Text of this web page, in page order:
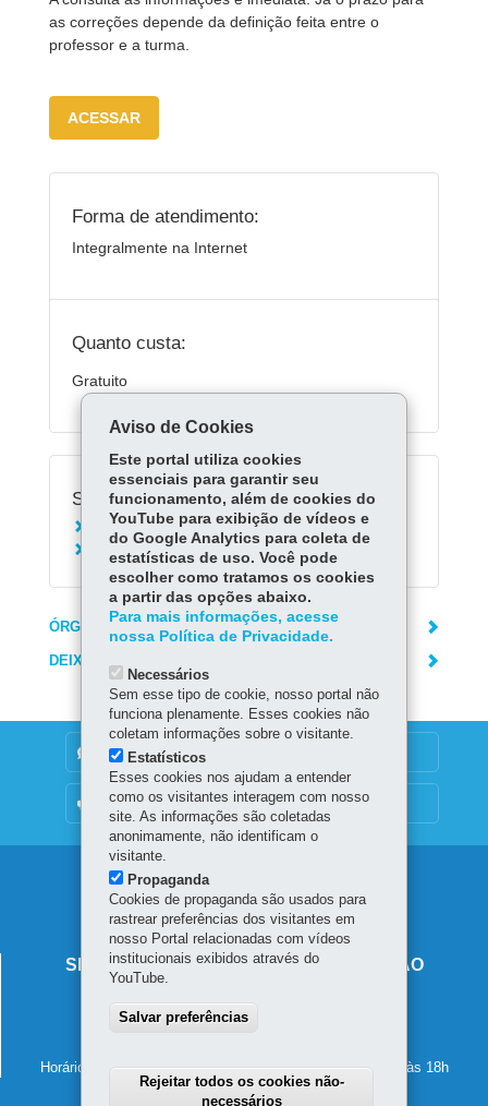
as correções depende da definição feita entre o
professor e a turma.
ACESSAR
Forma de atendimento:
Integralmente na Internet
Quanto custa:
Gratuito
Serviços Relacionados:
Acessar o Aula Paraná
Acessar Escola Digital
ÓRGÃO RESPONSÁVEL
DEIXE SUA OPINIÃO
DENUNCIE CORRUPÇÃO
OUVIDORIA
Navegação
principal
SECRETARIA DE ESTADO DA EDUCAÇÃO
80610-011-Curitiba
Horário de atendimento: de segunda a sexta-feira, das 8h às 18h
Aviso de Cookies
Este portal utiliza cookies
essenciais para garantir seu
funcionamento, além de cookies do
YouTube para exibição de vídeos e
do Google Analytics para coleta de
estatísticas de uso. Você pode
escolher como tratamos os cookies
a partir das opções abaixo.
Para mais informações, acesse
nossa Política de Privacidade.
Necessários
Sem esse tipo de cookie, nosso portal não
funciona plenamente. Esses cookies não
coletam informações sobre o visitante.
Estatísticos
Esses cookies nos ajudam a entender
como os visitantes interagem com nosso
site. As informações são coletadas
anonimamente, não identificam o
visitante.
Propaganda
Cookies de propaganda são usados para
rastrear preferências dos visitantes em
nosso Portal relacionadas com vídeos
institucionais exibidos através do
YouTube.
Salvar preferências
Rejeitar todos os cookies não-
necessários